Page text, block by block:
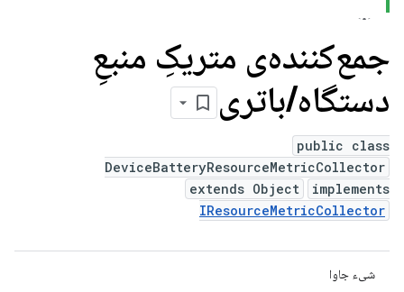
جمع‌کننده‌ی متریکِ منبعِ
دستگاه/باتری
public class
DeviceBatteryResourceMetricCollector
extends Object
implements
IResourceMetricCollector
شیء جاوا